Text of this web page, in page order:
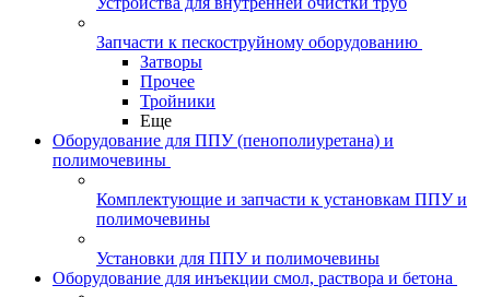
Запчасти к пескоструйному оборудованию
Затворы
Прочее
Тройники
Еще
Оборудование для ППУ (пенополиуретана) и
полимочевины
Комплектующие и запчасти к установкам ППУ и
полимочевины
Установки для ППУ и полимочевины
Оборудование для инъекции смол, раствора и бетона